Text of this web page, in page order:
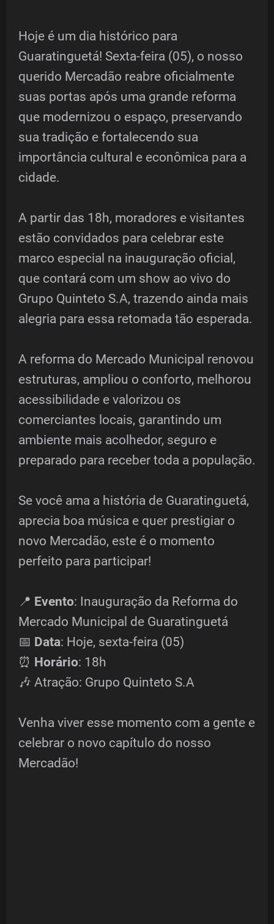
Hoje é um dia histórico para
Guaratinguetá! Sexta-feira (05), o nosso
querido Mercadão reabre oficialmente
suas portas após uma grande reforma
que modernizou o espaço, preservando
sua tradição e fortalecendo sua
importância cultural e econômica para a
cidade.
A partir das 18h, moradores e visitantes
estão convidados para celebrar este
marco especial na inauguração oficial,
que contará com um show ao vivo do
Grupo Quinteto S.A, trazendo ainda mais
alegria para essa retomada tão esperada.
A reforma do Mercado Municipal renovou
estruturas, ampliou o conforto, melhorou
acessibilidade e valorizou os
comerciantes locais, garantindo um
ambiente mais acolhedor, seguro e
preparado para receber toda a população.
Se você ama a história de Guaratinguetá,
aprecia boa música e quer prestigiar o
novo Mercadão, este é o momento
perfeito para participar!
📍 Evento: Inauguração da Reforma do
Mercado Municipal de Guaratinguetá
📅 Data: Hoje, sexta-feira (05)
⏰ Horário: 18h
🎶 Atração: Grupo Quinteto S.A
Venha viver esse momento com a gente e
celebrar o novo capítulo do nosso
Mercadão!